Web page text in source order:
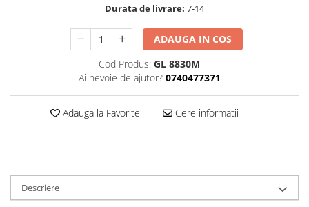
Durata de livrare: 7-14
ADAUGA IN COS
Cod Produs: GL 8830M
Ai nevoie de ajutor? 0740477371
Adauga la Favorite Cere informatii
Descriere